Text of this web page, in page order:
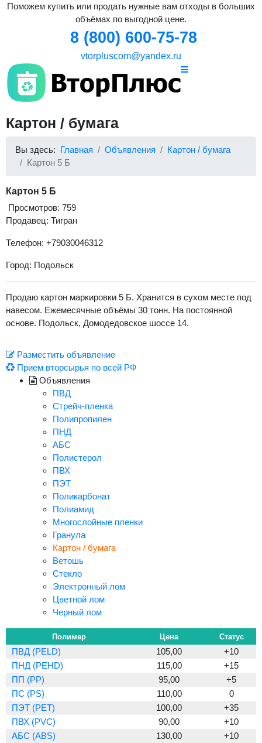
Поможем купить или продать нужные вам отходы в больших
объёмах по выгодной цене.
8 (800) 600-75-78
vtorpluscom@yandex.ru
Картон / бумага
Вы здесь: Главная Объявления
Картон / бумага
Картон 5 Б
Картон 5 Б
Просмотров: 759
Продавец: Тигран
Телефон: +79030046312
Город: Подольск
Продаю картон маркировки 5 Б. Хранится в сухом месте под
навесом. Ежемесячные объёмы 30 тонн. На постоянной
основе. Подольск, Домодедовское шоссе 14.
Разместить объявление
Прием вторсырья по всей РФ
Объявления
ПВД
Стрейч-пленка
Полипропилен
ПНД
АБС
Полистерол
ПВХ
ПЭТ
Поликарбонат
Полиамид
Многослойные пленки
Гранула
Картон / бумага
Ветошь
Стекло
Электронный лом
Цветной лом
Черный лом
Полимер Цена Статус
ПВД (PELD) 105,00
+10
ПНД (PEHD)
115,00
+15
ПП (PP)
95,00
+5
ПС (PS)
110,00
0
ПЭТ (PET)
100,00
+35
ПВХ (PVC)
90,00
+10
АБС (ABS)
130,00
+10